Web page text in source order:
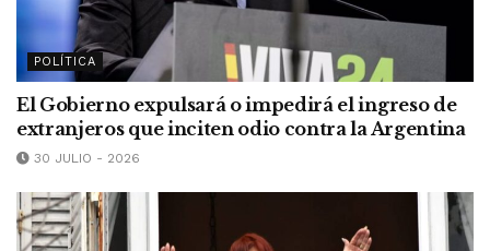
POLÍTICA
El Gobierno expulsará o impedirá el ingreso de
extranjeros que inciten odio contra la Argentina
30 JULIO - 2026